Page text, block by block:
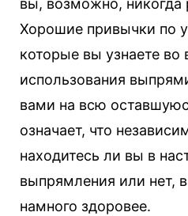
вы, возможно, никогда
Хорошие привычки по
которые вы узнаете во
использования
вами на всю
означает, что
находитесь ли вы в
выпрямления или нет,
намного здоровее.